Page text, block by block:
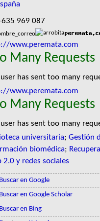
635 969 087
www.peremata.com
Many Requests
user has sent too many
www.peremata.com
Many Requests
user has sent too many
universitaria; Gestión
biomédica;
2.0 y redes sociales
Buscar en Google
Buscar en Google Scholar
Buscar en Bing